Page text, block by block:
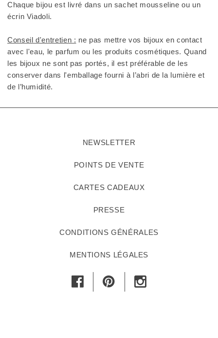
Chaque bijou est livré dans un sachet mousseline ou un
écrin Viadoli.
Conseil d'entretien : ne pas mettre vos bijoux en contact
avec l'eau, le parfum ou les produits cosmétiques. Quand
les bijoux ne sont pas portés, il est préférable de les
conserver dans l'emballage fourni à l’abri de la lumière et
de l’humidité.
NEWSLETTER
POINTS DE VENTE
CARTES CADEAUX
PRESSE
CONDITIONS GÉNÉRALES
MENTIONS LÉGALES